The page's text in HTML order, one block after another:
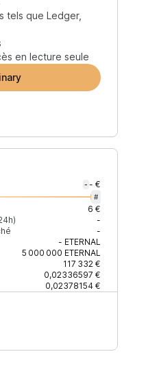
tels que Ledger,
en lecture seule
- - €
#
6 €
-
-
- ETERNAL
5 000 000 ETERNAL
117 332 €
0,02336597 €
0,02378154 €
+2% depth
47 $